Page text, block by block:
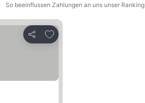
So beeinflussen Zahlungen an uns unser Ranking
Teilen
Zu Favoriten hinzufügen